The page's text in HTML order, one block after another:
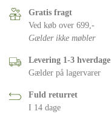
Gratis fragt
Ved køb over 699,-
Gælder ikke møbler
Levering 1-3 hverdage
Gælder på lagervarer
Fuld returret
I 14 dage